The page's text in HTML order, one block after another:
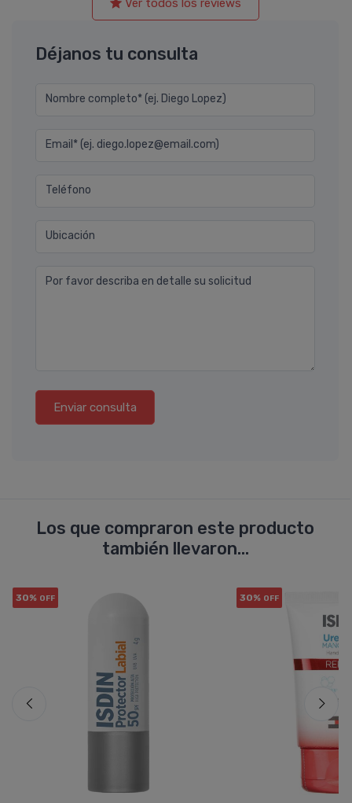
Ver todos los reviews
Déjanos tu consulta
Nombre completo* (ej. Diego Lopez)
Email* (ej. diego.lopez@email.com)
Teléfono
Ubicación
Por favor describa en detalle su solicitud
Enviar consulta
Los que compraron este producto
también llevaron...
30% OFF 30% OFF